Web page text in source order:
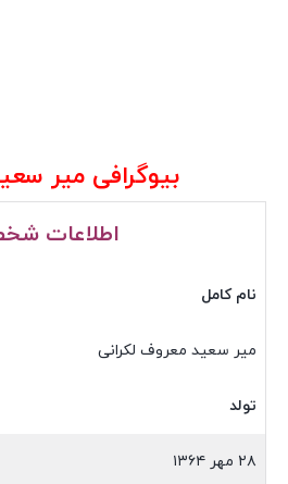
بیوگرافی میر
اطلاعات
نام کامل
میر سعید معروف لکرانی
تولد
۲۸ مهر ۱۳۶۴